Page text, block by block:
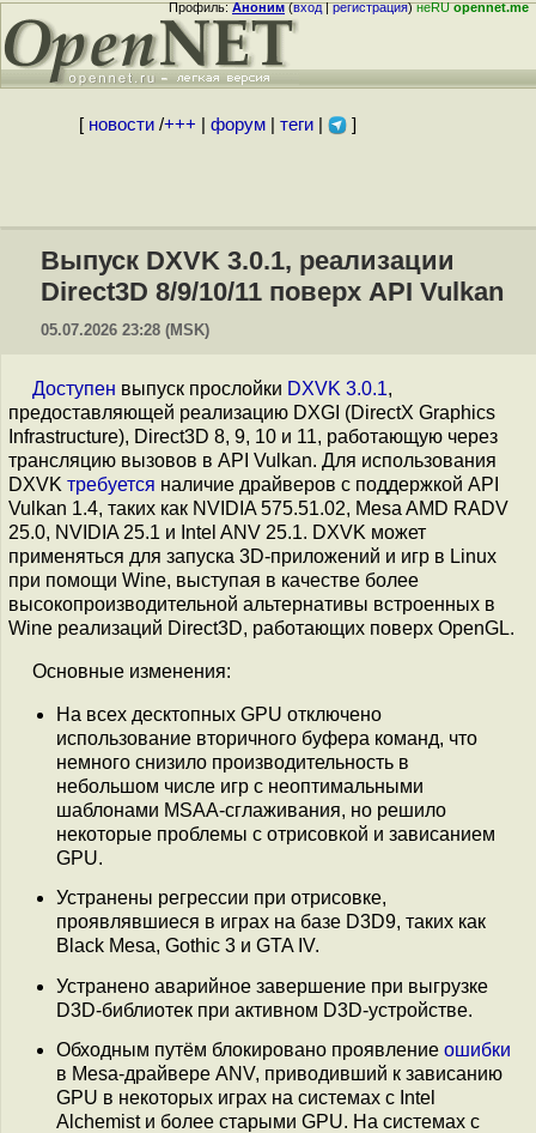
Профиль:Аноним(вход|регистрация)неRUopennet.me
[ новости/+++ форум| теги| ]
Выпуск DXVK 3.0.1, реализации
Direct3D 8/9/10/11 поверх API Vulkan
05.07.2026 23:28 (MSK)
Доступен выпуск прослойки DXVK 3.0.1,
предоставляющей реализацию DXGI (DirectX Graphics
Infrastructure), Direct3D 8, 9, 10 и 11, работающую через
трансляцию вызовов в API Vulkan. Для использования
DXVK требуется наличие драйверов с поддержкой API
Vulkan 1.4, таких как NVIDIA 575.51.02, Mesa AMD RADV
25.0, NVIDIA 25.1 и Intel ANV 25.1. DXVK может
применяться для запуска 3D-приложений и игр в Linux
при помощи Wine, выступая в качестве более
высокопроизводительной альтернативы встроенных в
Wine реализаций Direct3D, работающих поверх OpenGL.
Основные изменения:
На всех десктопных GPU отключено
использование вторичного буфера команд, что
немного снизило производительность в
небольшом числе игр с неоптимальными
шаблонами MSAA-сглаживания, но решило
некоторые проблемы с отрисовкой и зависанием
GPU.
Устранены регрессии при отрисовке,
проявлявшиеся в играх на базе D3D9, таких как
Black Mesa, Gothic 3 и GTA IV.
Устранено аварийное завершение при выгрузке
D3D-библиотек при активном D3D-устройстве.
Обходным путём блокировано проявление ошибки
в Mesa-драйвере ANV, приводивший к зависанию
GPU в некоторых играх на системах с Intel
Alchemist и более старыми GPU. На системах с